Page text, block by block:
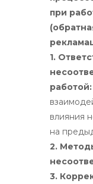
при
1.
работой:
влияния
на
2.
3.